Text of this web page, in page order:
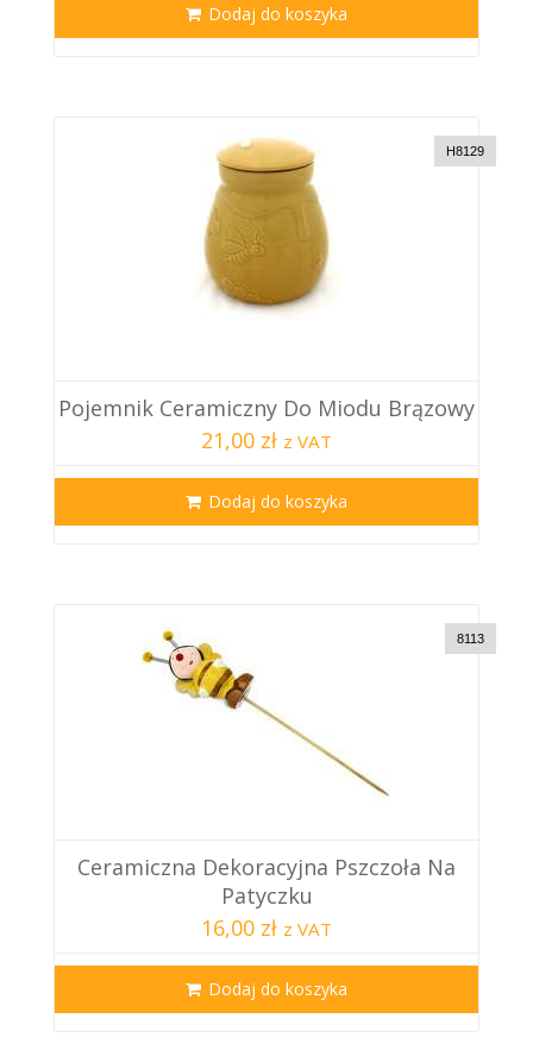
Dodaj do koszyka
H8129
Pojemnik Ceramiczny Do Miodu Brązowy
21,00 zł z VAT
Dodaj do koszyka
8113
Ceramiczna Dekoracyjna Pszczoła Na
Patyczku
16,00 zł z VAT
Dodaj do koszyka